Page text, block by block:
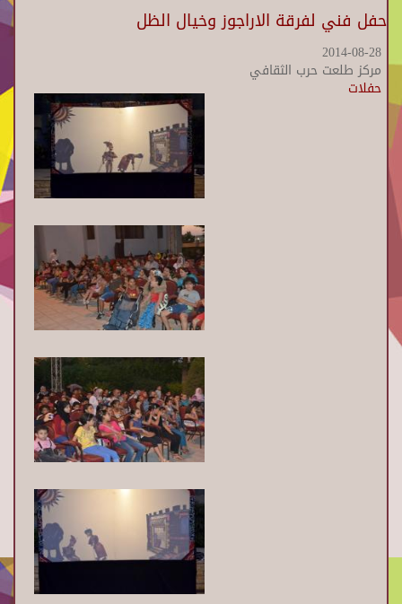
حفل فني لفرقة الاراجوز وخيال الظل
2014-08-28
مركز طلعت حرب الثقافي
حفلات